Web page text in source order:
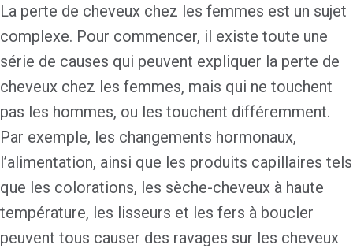
La perte de cheveux chez les femmes est un sujet
complexe. Pour commencer, il existe toute une
série de causes qui peuvent expliquer la perte de
cheveux chez les femmes, mais qui ne touchent
pas les hommes, ou les touchent différemment.
Par exemple, les changements hormonaux,
l’alimentation, ainsi que les produits capillaires tels
que les colorations, les sèche-cheveux à haute
température, les lisseurs et les fers à boucler
peuvent tous causer des ravages sur les cheveux